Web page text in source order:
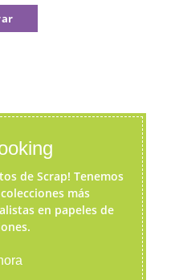
de Scrap! Tenemos
más
en papeles de